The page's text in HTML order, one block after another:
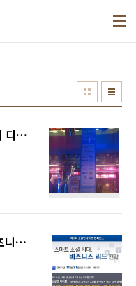
베타뉴스 IT 페스티발 - 과연 우리의 디지털 기술은 어디까지 발전할 것인가?
스마트 소셜 시대, 성공을 위한 비즈니스 리드 전략 컨퍼런스 - 세부 프로그램 소개